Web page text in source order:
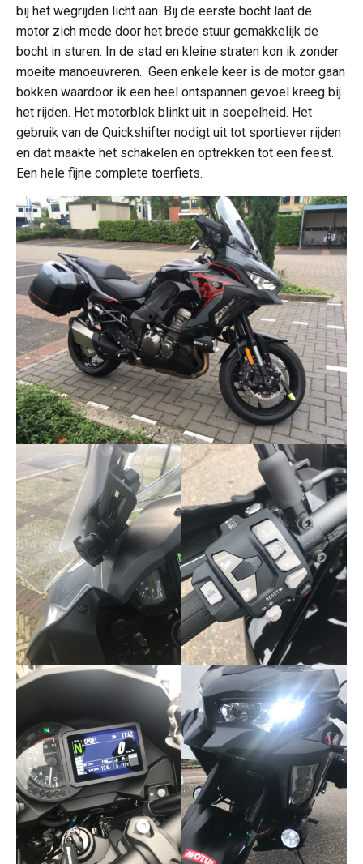
bij het wegrijden licht aan. Bij de eerste bocht laat de
motor zich mede door het brede stuur gemakkelijk de
bocht in sturen. In de stad en kleine straten kon ik zonder
moeite manoeuvreren. Geen enkele keer is de motor gaan
bokken waardoor ik een heel ontspannen gevoel kreeg bij
het rijden. Het motorblok blinkt uit in soepelheid. Het
gebruik van de Quickshifter nodigt uit tot sportiever rijden
en dat maakte het schakelen en optrekken tot een feest.
Een hele fijne complete toerfiets.